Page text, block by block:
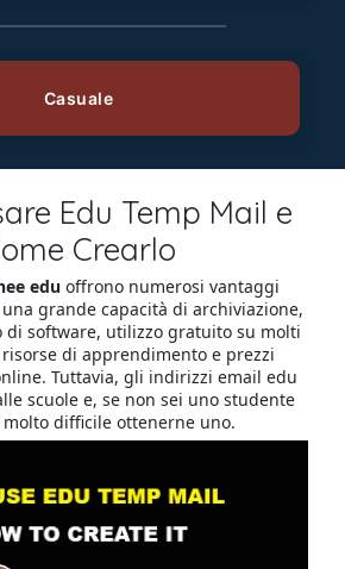
Edu Temp Mail e
Crearlo
eduoffrono numerosi vantaggi
grande capacità di archiviazione,
di software, utilizzo gratuito su molti
di apprendimento e prezzi
Tuttavia, gli indirizzi email edu
scuole e, se non sei uno studente
difficile ottenerne uno.